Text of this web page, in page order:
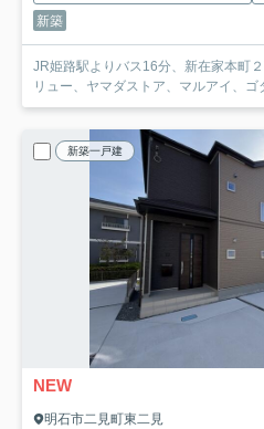
新築
JR姫路駅よりバス16分、新在家本町
リュー、ヤマダストア、マルアイ、ゴ
新築一戸建
NEW
明石市二見町東二見